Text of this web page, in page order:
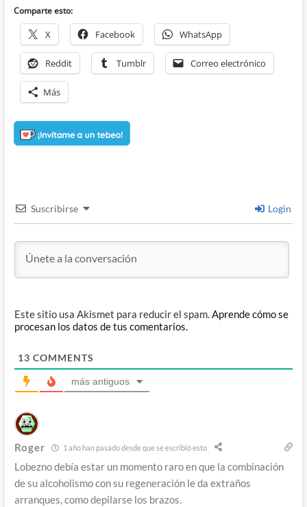
Comparte esto:
X Facebook WhatsApp
Reddit Tumblr Correo electrónico
Más
Suscribirse Login
Este sitio usa Akismet para reducir el spam.Aprende cómo se
procesan los datos de tus comentarios.
13 COMMENTS
más antiguos
Roger 1 año han pasado desde que se escribió esto
Lobezno debía estar un momento raro en que la combinación
de su alcoholismo con su regeneración le da extraños
arranques, como depilarse los brazos.